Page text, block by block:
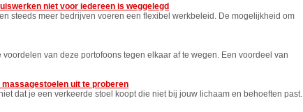
niet voor iedereen is weggelegd
steeds meer bedrijven voeren een flexibel werkbeleid. De mogelijkheid om
van deze portofoons tegen elkaar af te wegen. Een voordeel van
uit te proberen
dat je een verkeerde stoel koopt die niet bij jouw lichaam en behoeften past.